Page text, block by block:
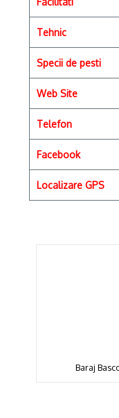
Tehnic
Specii de pesti
Web Site
Telefon
Facebook
Localizare GPS
Baraj